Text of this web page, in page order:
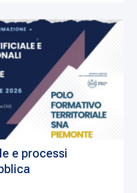
e processi